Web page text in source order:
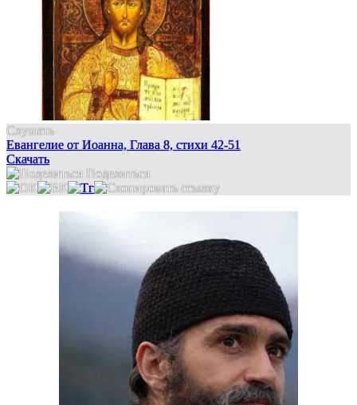
Слушать
Евангелие от Иоанна, Глава 8, стихи 42-51
Скачать
Поделиться